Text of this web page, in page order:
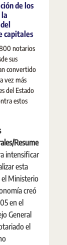
de los
capitales
notarios
sus
convertido
vez más
del Estado
estos
Resume
intensificar
esta
el Ministerio
creó
en el
General
el